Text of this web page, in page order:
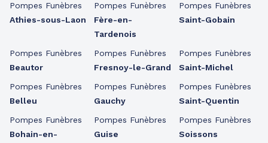
Pompes Funèbres
Athies-sous-Laon
Pompes Funèbres
Beautor
Pompes Funèbres
Belleu
Pompes Funèbres
Bohain-en-
Pompes Funèbres
Fère-en-
Tardenois
Pompes Funèbres
Fresnoy-le-Grand
Pompes Funèbres
Gauchy
Pompes Funèbres
Guise
Pompes Funèbres
Saint-Gobain
Pompes Funèbres
Saint-Michel
Pompes Funèbres
Saint-Quentin
Pompes Funèbres
Soissons